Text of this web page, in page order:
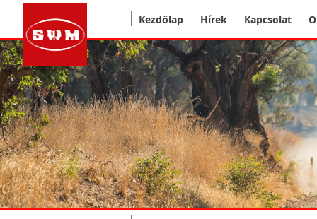
Kezdőlap Hírek Kapcsolat